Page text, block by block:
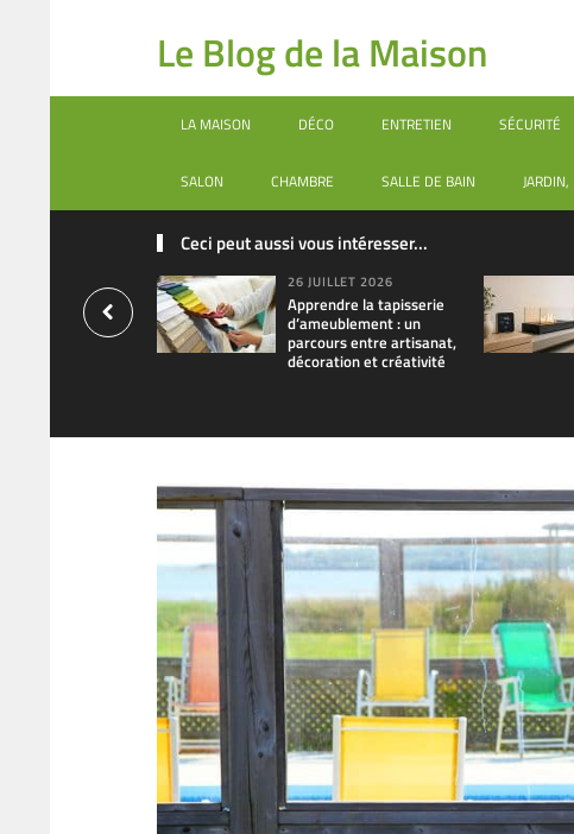
Le Blog de la Maison
LA MAISON DÉCO ENTRETIEN SÉCURITÉ
SALON CHAMBRE SALLE DE BAIN
Ceci peut aussi vous intéresser...
26 JUILLET 2026
Apprendre la tapisserie
d’ameublement : un
parcours entre artisanat,
décoration et créativité